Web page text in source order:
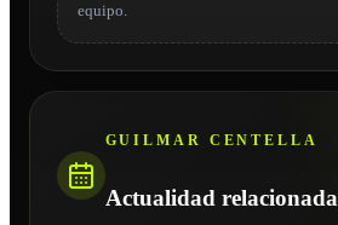
equipo.
GUILMAR CENTELLA
Actualidad relacionada